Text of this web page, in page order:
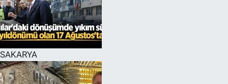
SAKARYA
EĞİTİM
MAGAZİN
ÖZEL HABER